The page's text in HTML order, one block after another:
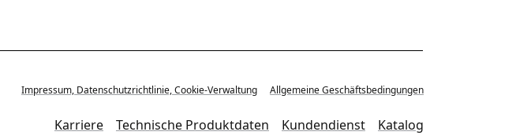
Impressum, Datenschutzrichtlinie, Cookie-Verwaltung Allgemeine Geschäftsbedingungen
Karriere Technische Produktdaten Kundendienst Katalog